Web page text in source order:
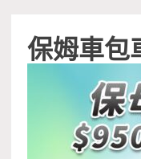
保姆車包